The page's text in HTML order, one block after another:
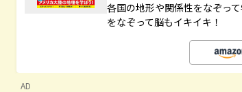
各国の地形や関係性をなぞっ
をなぞって脳もイキイキ！
AD